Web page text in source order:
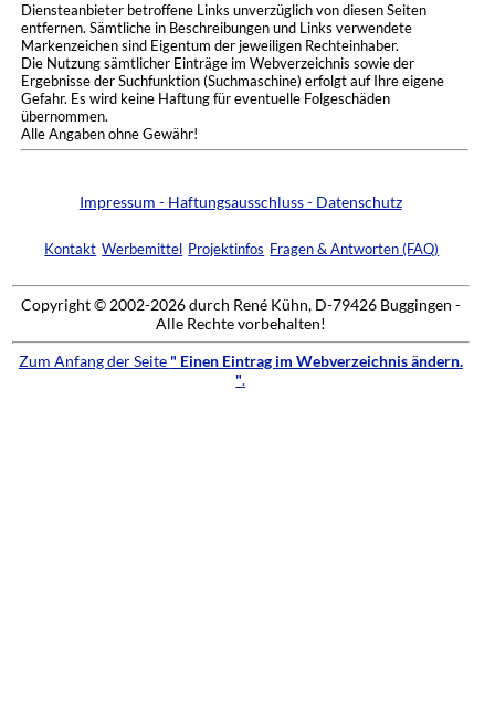
Diensteanbieter betroffene Links unverzüglich von diesen Seiten
entfernen. Sämtliche in Beschreibungen und Links verwendete
Markenzeichen sind Eigentum der jeweiligen Rechteinhaber.
Die Nutzung sämtlicher Einträge im Webverzeichnis sowie der
Ergebnisse der Suchfunktion (Suchmaschine) erfolgt auf Ihre eigene
Gefahr. Es wird keine Haftung für eventuelle Folgeschäden
übernommen.
Alle Angaben ohne Gewähr!
Impressum - Haftungsausschluss - Datenschutz
Kontakt Werbemittel Projektinfos Fragen & Antworten (FAQ)
Copyright © 2002-2026 durch René Kühn, D-79426 Buggingen -
Alle Rechte vorbehalten!
Zum Anfang der Seite " Einen Eintrag im Webverzeichnis ändern.
".